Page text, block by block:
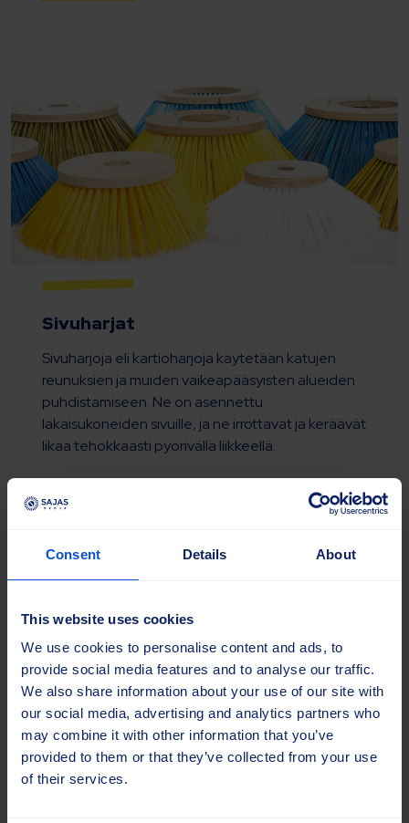
Consent Details About
This website uses cookies
We use cookies to personalise content and ads, to
provide social media features and to analyse our traffic.
We also share information about your use of our site with
our social media, advertising and analytics partners who
may combine it with other information that you’ve
provided to them or that they’ve collected from your use
of their services.
Sivuharjat
Sivuharjoja eli kartioharjoja käytetään katujen
reunuksien ja muiden vaikeapääsyisten alueiden
puhdistamiseen. Ne on asennettu
lakaisukoneiden sivuille, ja ne irrottavat ja keräävät
likaa tehokkaasti pyörivällä liikkeellä.
Sivuharjoja valittaessa on otettava huomioon
roskien tyyppi, pintojen materiaalit ja laitteiden
kestävyyden saavuttamiseksi.
Lue lisää